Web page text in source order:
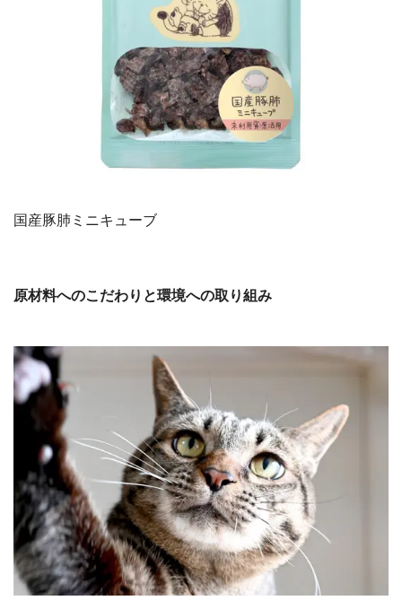
国産豚肺ミニキューブ
原材料へのこだわりと環境への取り組み